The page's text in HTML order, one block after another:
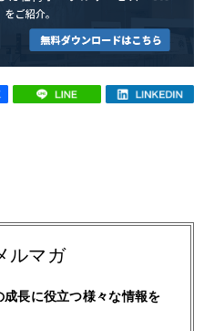
ルマガ
長に役立つ様々な情報を